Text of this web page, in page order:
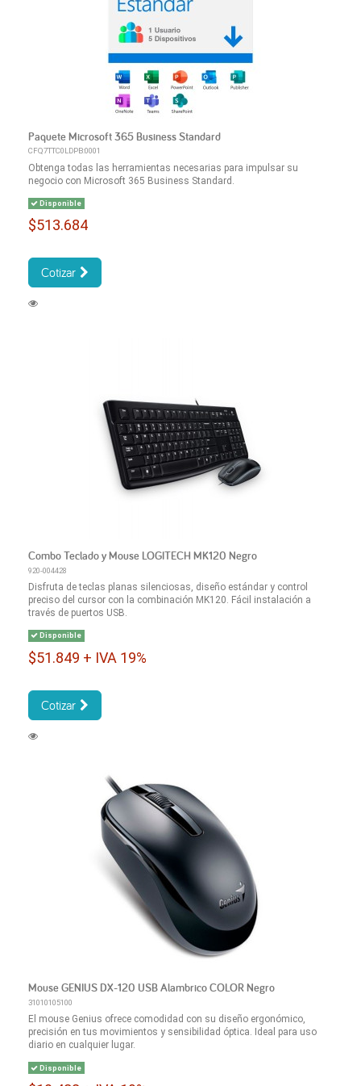
Paquete Microsoft 365 Business Standard
CFQ7TTC0LDPB:0001
Obtenga todas las herramientas necesarias para impulsar su
negocio con Microsoft 365 Business Standard.
Disponible
$513.684
Cotizar
Combo Teclado y Mouse LOGITECH MK120 Negro
920-004428
Disfruta de teclas planas silenciosas, diseño estándar y control
preciso del cursor con la combinación MK120. Fácil instalación a
través de puertos USB.
Disponible
$51.849 + IVA 19%
Cotizar
Mouse GENIUS DX-120 USB Alambrico COLOR Negro
31010105100
El mouse Genius ofrece comodidad con su diseño ergonómico,
precisión en tus movimientos y sensibilidad óptica. Ideal para uso
diario en cualquier lugar.
Disponible